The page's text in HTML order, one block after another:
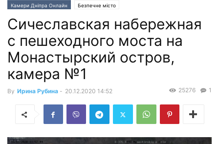
Камери Дніпра Онлайн Безпечне місто
Сичеславская набережная
с пешеходного моста на
Монастырский остров,
камера №1
By Ирина Рубина - 20.12.2020 14:52 1
25276